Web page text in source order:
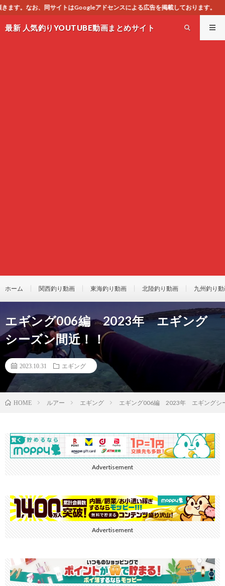
アドセンスによる広告を掲載しております。
最新 人気釣りYOUTUBE動画まとめサイト
ホーム 関西釣り動画 東海釣り動画 北陸釣り動画 九州釣り
エギング006編 2023年 エギング
シーズン間近！！
2023.10.31 エギング
HOME ルアー エギング エギング006編 2023年 エギングシ
Advertisement
Advertisement